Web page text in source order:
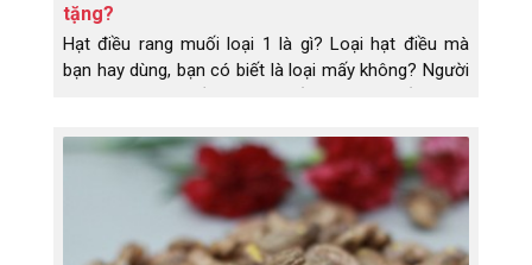
tặng?
Hạt điều rang muối loại 1 là gì? Loại hạt điều mà
bạn hay dùng, bạn có biết là loại mấy không? Người
ra giá thành khác nhau. Vì thế cùng là hạt điều,
nhưng không ít bạn thắc mắc tại sao cái này giá
khác, cái kia giá khác. Để tránh bị nhầm, không bị
mất tiền oan khi mua hạt điều, bạn cần biết hạt điều
rang muối loại 1 là gì, loại 2 là như thế nào.